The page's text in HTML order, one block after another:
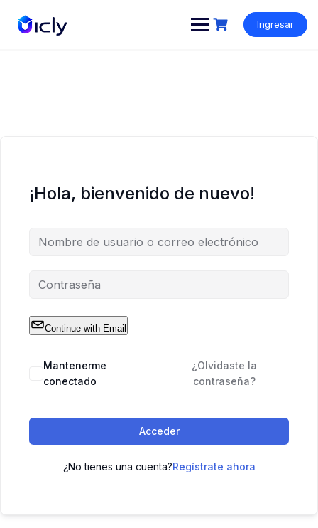
Ingresar
¡Hola, bienvenido de nuevo!
Continue with Email
Mantenerme
conectado
¿Olvidaste la
contraseña?
Acceder
¿No tienes una cuenta?Regístrate ahora